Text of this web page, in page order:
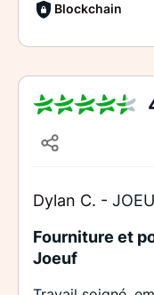
Blockchain
Dylan C. -
Fourniture et
Joeuf